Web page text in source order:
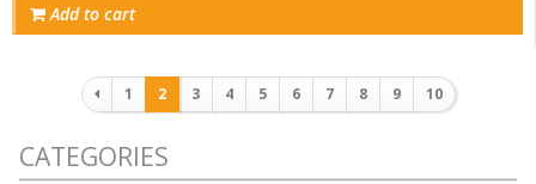
Add to cart
Pagination
1 2 3 4 5 6 7 8 9 10
CATEGORIES